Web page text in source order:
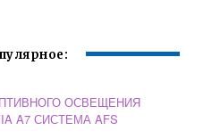
ОСВЕЩЕНИЯ
A7 СИСТЕМА AFS